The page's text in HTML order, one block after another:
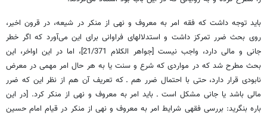
باید توجه داشت که فقه امر به معروف و نهی از منکر در شیعه، در قرون اخیر،
روی بحث ضرر تمرکز داشت و استدلالهای فراوانی برای این می‌آورد که اگر خطر
جانی و مالی دارد، واجب نیست [جواهر الکلام 21/371]، اما در این اواخر، این
بحث مطرح شد که در مواردی که شرع و سنت یا به هر حال امر مهمی در معرض
نابودی قرار دارد، حتی با احتمال ضرر هم ـ که تعریف آن هم از نظر این که ضرر
مالی باشد یا جانی مشکل است ـ باید امر به معروف و نهی از منکر کرد. [در این
باره بنگرید: بررسی فقهی شرایط امر به معروف و نهی از منکر در قیام امام حسین